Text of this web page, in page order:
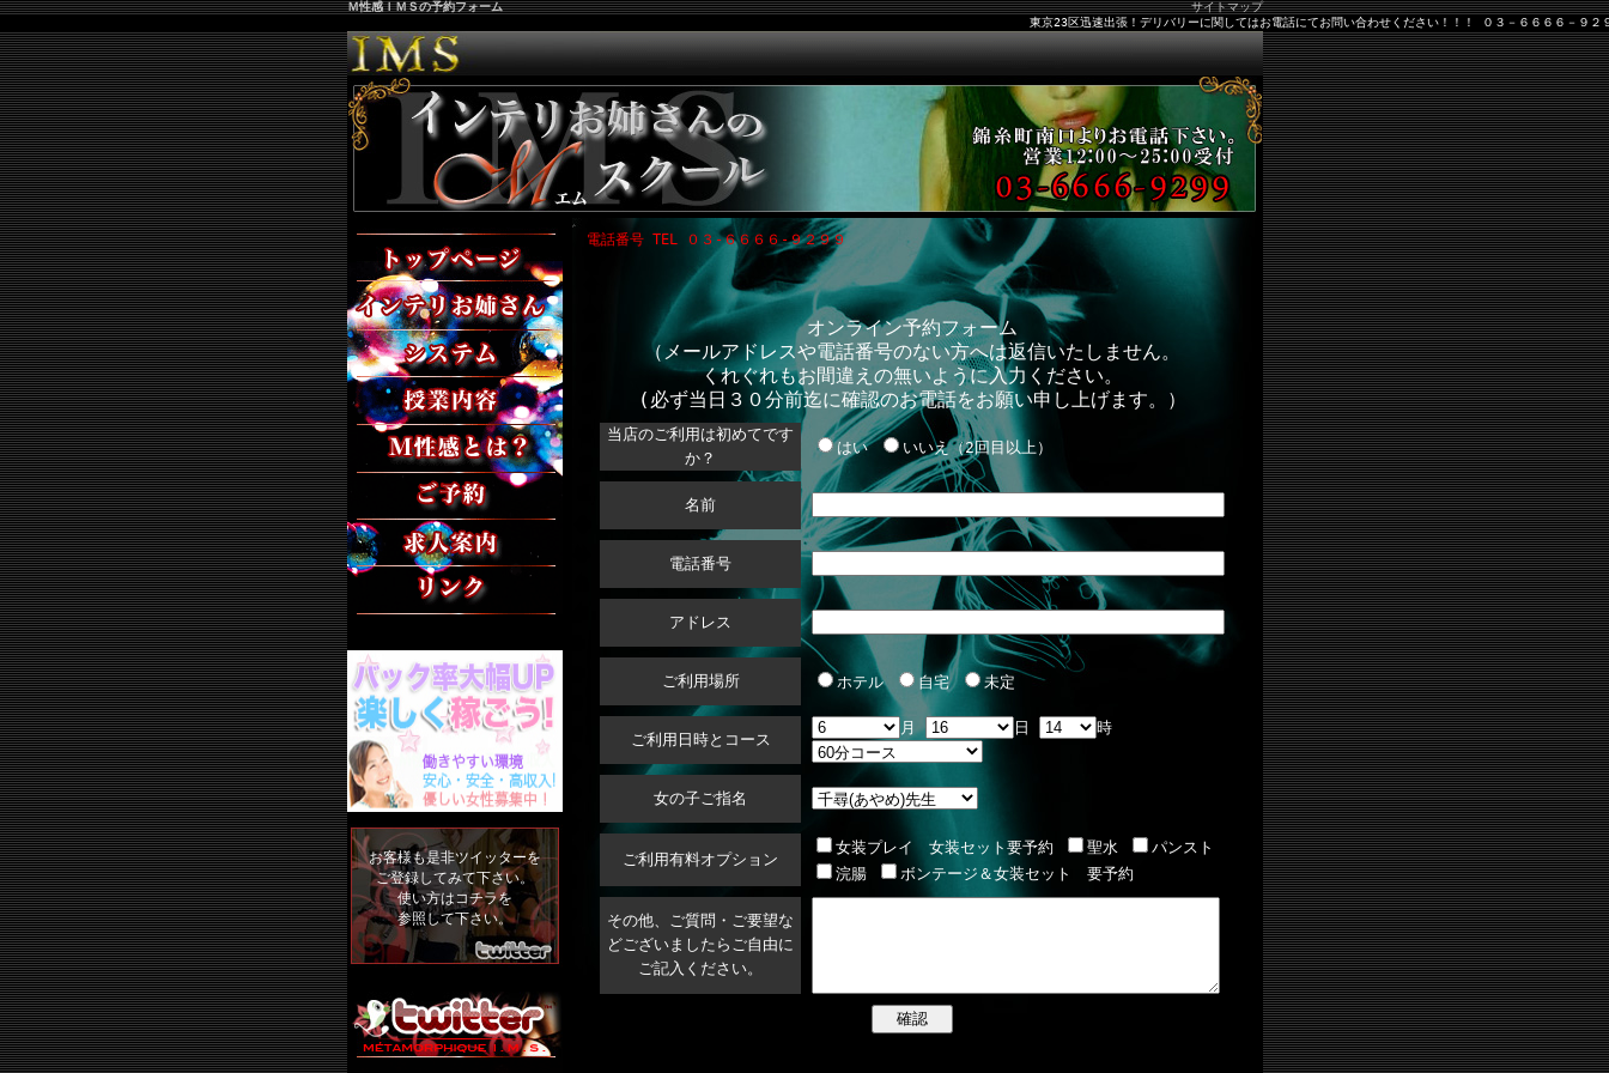
Ｍ性感ＩＭＳの予約フォーム
サイトマップ
東京23区迅速出張！デリバリーに関してはお電話にてお問い合わせください！！！ ０３－６６６６－９２９９
トップページ
女性紹介
料金システム
授業内容
M性感とは？
ご予約
求人案内
リンク集
お客様も是非ツイッターを
ご登録してみて下さい。
使い方はコチラを
参照して下さい。
電話番号TEL ０３-６６６６-９２９９
オンライン予約フォーム
（メールアドレスや電話番号のない方へは返信いたしません。
くれぐれもお間違えの無いように入力ください。
(必ず当日３０分前迄に確認のお電話をお願い申し上げます。）
当店のご利用は初めてです
か？
はい いいえ（2回目以上）
名前
電話番号
アドレス
ご利用場所 ホテル 自宅 未定
ご利用日時とコース
月 日 時
女の子ご指名
ご利用有料オプション
女装プレイ 女装セット要予約 聖水
パンスト
浣腸
ボンテージ＆女装セット 要予約
その他、ご質問・ご要望な
どございましたらご自由に
ご記入ください。